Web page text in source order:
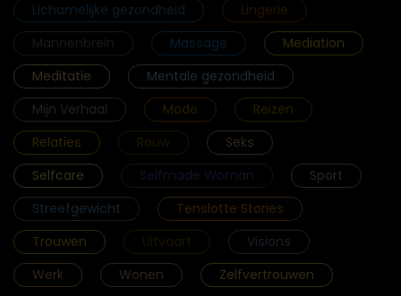
Lichamelijke gezondheid
Lingerie
Mannenbrein
Massage
Mediation
Meditatie
Mentale gezondheid
Mijn Verhaal
Mode
Reizen
Relaties
Rouw
Seks
Selfcare
Selfmade Woman
Sport
Streefgewicht
Tenslotte Stories
Trouwen
Uitvaart
Visions
Werk
Wonen Zelfvertrouwen